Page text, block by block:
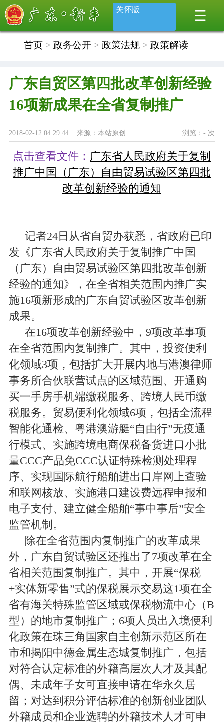
关怀版
首页> 政务公开> 政策法规> 政策解读
广东自贸区第四批改革创新经验
16项新成果在全省复制推广
浏览：- 次
2018-02-12 04:29:44 来源：本站原创
点击查看文件： 广东省人民政府关于复制
推广中国（广东）自由贸易试验区第四批
改革创新经验的通知
记者24日从省自贸办获悉，省政府已印
发《广东省人民政府关于复制推广中国
（广东）自由贸易试验区第四批改革创新
经验的通知》，在全省相关范围内推广实
施16项新形成的广东自贸试验区改革创新
成果。
在16项改革创新经验中， 9项改革事项
在全省范围内复制推广。其中，投资便利
化领域3项，包括扩大开展内地与港澳律师
事务所合伙联营试点的区域范围、开通购
买一手房手机端缴税服务、跨境人民币缴
税服务。贸易便利化领域6项，包括全流程
智能化通检、粤港澳游艇“自由行”无疫通
行模式、实施跨境电商保税备货进口小批
量CCC产品免CCC认证特殊检测处理程
序、实现国际航行船舶进出口岸网上查验
和联网核放、实施港口建设费远程申报和
电子支付、建立健全船舶“事中事后”安全
监管机制。
除在全省范围内复制推广的改革成果
外，广东自贸试验区还推出了7项改革在全
省相关范围复制推广。其中，开展“保税
+实体新零售”式的保税展示交易这1项在全
省有海关特殊监管区域或保税物流中心（B
型）的地市复制推广； 6项人员出入境便利
化政策在珠三角国家自主创新示范区所在
市和揭阳中德金属生态城复制推广，包括
对符合认定标准的外籍高层次人才及其配
偶、未成年子女可直接申请在华永久居
留；对达到积分评估标准的创新创业团队
外籍成员和企业选聘的外籍技术人才可申